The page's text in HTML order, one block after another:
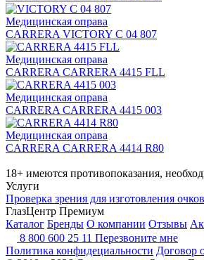
Медицинская оправа
CARRERA VICTORY C 04 807
Медицинская оправа
CARRERA CARRERA 4415 FLL
Медицинская оправа
CARRERA CARRERA 4415 003
Медицинская оправа
CARRERA CARRERA 4414 R80
18+ имеются противопоказания,
Услуги
Проверка зрения для изготовления очков
ГлазЦентр Премиум
Каталог Бренды О компании Отзывы
8 800 600 25 11 Перезвоните мне
Политика конфидециальности Договор